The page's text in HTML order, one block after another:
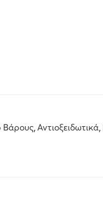
Βάρους, Αντιοξειδωτικά,